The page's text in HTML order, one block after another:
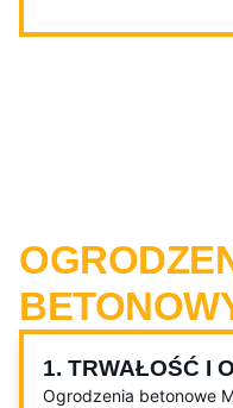
1. TRWAŁOŚĆ I
Ogrodzenia betonowe